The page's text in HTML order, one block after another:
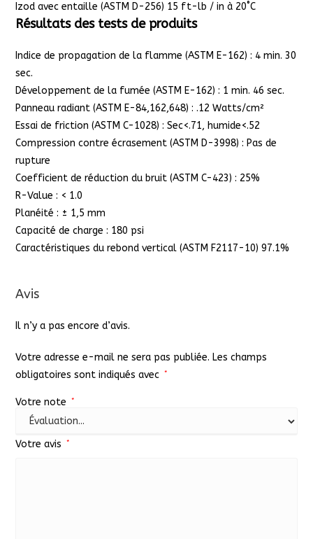
Izod avec entaille (ASTM D-256) 15 ft-lb / in à 20˚C
Résultats des tests de produits
Indice de propagation de la flamme (ASTM E-162) : 4 min. 30
sec.
Développement de la fumée (ASTM E-162) : 1 min. 46 sec.
Panneau radiant (ASTM E-84,162,648) : .12 Watts/cm²
Essai de friction (ASTM C-1028) : Sec<.71, humide<.52
Compression contre écrasement (ASTM D-3998) : Pas de
rupture
Coefficient de réduction du bruit (ASTM C-423) : 25%
R-Value : < 1.0
Planéité : ± 1,5 mm
Capacité de charge : 180 psi
Caractéristiques du rebond vertical (ASTM F2117-10) 97.1%
Avis
Il n’y a pas encore d’avis.
Votre adresse e-mail ne sera pas publiée. Les champs
obligatoires sont indiqués avec
*
Votre note *
Votre avis *